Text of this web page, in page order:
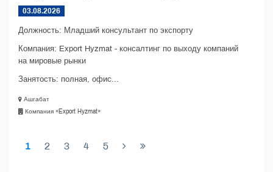
03.08.2026
Должность: Младший консультант по экспорту
Компания: Export Hyzmat - консалтинг по выходу компаний
на мировые рынки
Занятость: полная, офис...
Ашгабат
Компания «Export Hyzmat»
1 2 3 4 5